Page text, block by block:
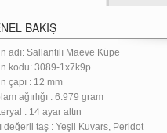
BAKIŞ
adı: Sallantılı Maeve Küpe
kodu: 3089-1x7k9p
çapı : 12 mm
ağırlığı : 6.979 gram
: 14 ayar altın
değerli taş : Yeşil Kuvars, Peridot